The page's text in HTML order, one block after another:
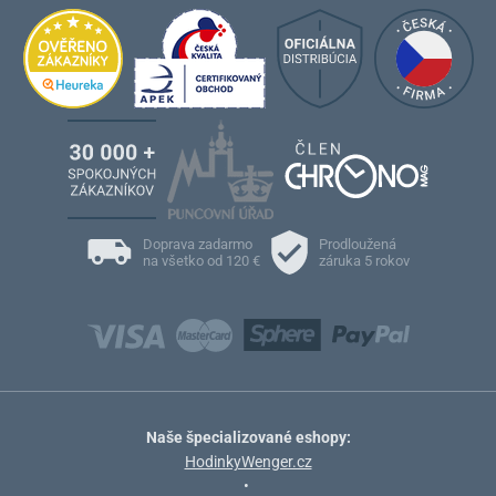
Doprava zadarmo
na všetko od 120 €
Prodloužená
záruka 5 rokov
Naše špecializované eshopy:
HodinkyWenger.cz
•